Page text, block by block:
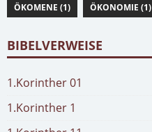
ÖKOMENE (1) ÖKONOMIE (1)
BIBELVERWEISE
1.Korinther 01
1.Korinther 1